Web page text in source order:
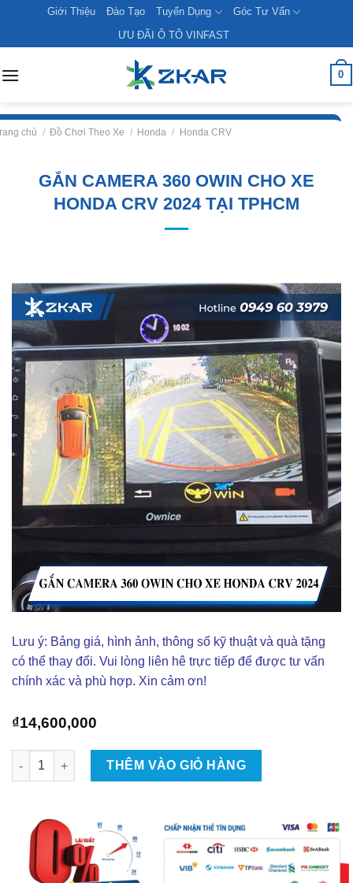
content
Giới Thiệu Đào Tạo Tuyển Dụng
Góc Tư Vấn
ƯU ĐÃI Ô TÔ VINFAST
0
chủ / Đồ Chơi Theo Xe / Honda / Honda CRV
GẮN CAMERA 360 OWIN CHO XE
HONDA CRV 2024 TẠI TPHCM
Lưu ý: Bảng giá, hình ảnh, thông số kỹ thuật và quà tặng
có thể thay đổi. Vui lòng liên hê trực tiếp để được tư vấn
chính xác và phù hợp. Xin cảm ơn!
₫14,600,000
Gắn Camera 360 Owin Cho Xe Honda CRV 2024 Tại TPHCM số
THÊM VÀO GIỎ HÀNG